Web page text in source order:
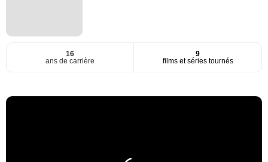
16
ans de carrière
9
films et séries tournés